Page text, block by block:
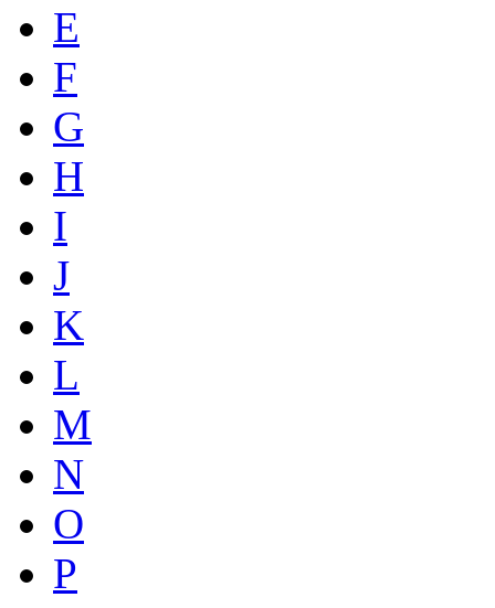
E
F
G
H
I
J
K
L
M
N
O
P